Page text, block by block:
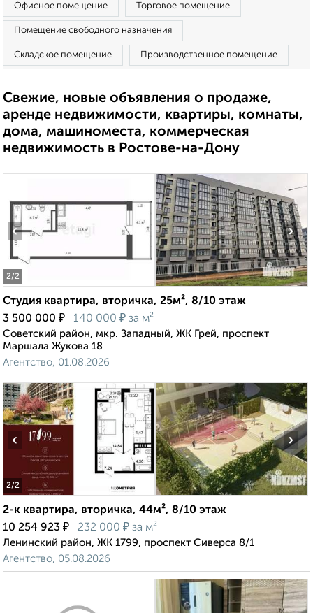
Офисное помещение Торговое помещение
Помещение свободного назначения
Складское помещение Производственное помещение
Свежие, новые объявления о продаже,
аренде недвижимости, квартиры, комнаты,
дома, машиноместа, коммерческая
недвижимость в Ростове-на-Дону
2/2
‹ ›
Студия квартира, вторичка, 25м², 8/10 этаж
3 500 000 ₽ 140 000 ₽ за м²
Советский район, мкр. Западный, ЖК Грей, проспект
Маршала Жукова 18
Агентство, 01.08.2026
2/2
‹ ›
2-к квартира, вторичка, 44м², 8/10 этаж
10 254 923 ₽ 232 000 ₽ за м²
Ленинский район, ЖК 1799, проспект Сиверса 8/1
Агентство, 05.08.2026